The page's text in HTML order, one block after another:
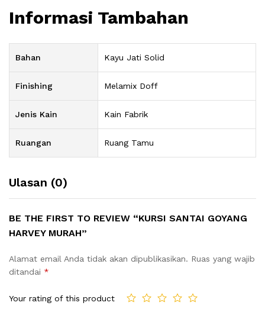
Informasi Tambahan
Bahan Kayu Jati Solid
Finishing Melamix Doff
Jenis Kain Kain Fabrik
Ruangan Ruang Tamu
Ulasan (0)
BE THE FIRST TO REVIEW “KURSI SANTAI GOYANG
HARVEY MURAH”
Alamat email Anda tidak akan dipublikasikan. Ruas yang wajib
ditandai *
Your rating of this product